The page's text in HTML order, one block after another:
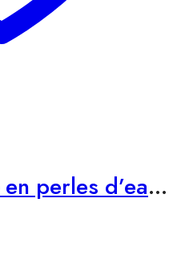
Collier Élisa rosé en perles d’eau douce